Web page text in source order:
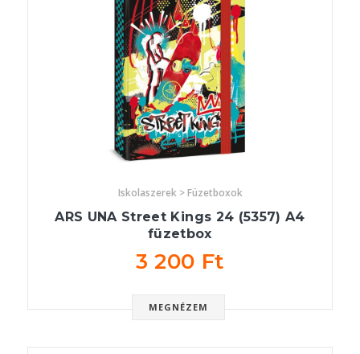
Iskolaszerek > Füzetboxok
ARS UNA Street Kings 24 (5357) A4
füzetbox
3 200 Ft
MEGNÉZEM